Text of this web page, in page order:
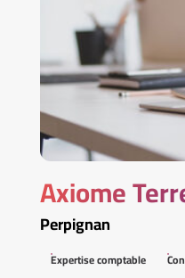
Axiome
Perpignan
Expertise comptable